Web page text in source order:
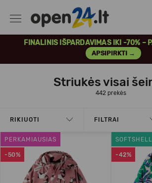
FINALINIS IŠPARDAVIMAS IKI -70% –
APSIPIRKTI →
Striukės visai
442 prekės
RIKIUOTI FILTRAI
-50%
PERKAMIAUSIAS
-42%